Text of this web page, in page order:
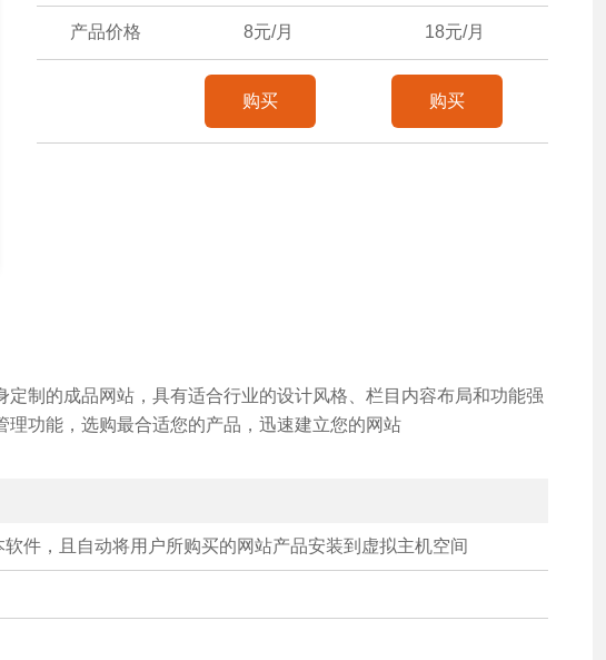
产品价格 8元/月 18元/月
购买 购买
制的成品网站，具有适合行业的设计风格、栏目内容布局和功能强
功能，选购最合适您的产品，迅速建立您的网站
件，且自动将用户所购买的网站产品安装到虚拟主机空间